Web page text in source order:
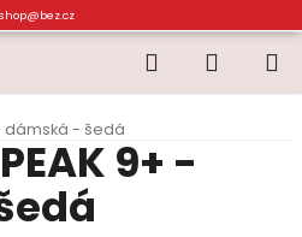
Hledat
KOŠÍK
- dámská - šedá
9+ -